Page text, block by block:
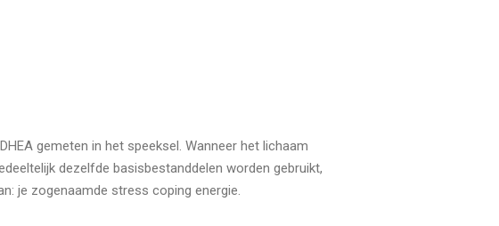
gemeten in het speeksel. Wanneer het lichaam
dezelfde basisbestanddelen worden gebruikt,
je zogenaamde stress coping energie.